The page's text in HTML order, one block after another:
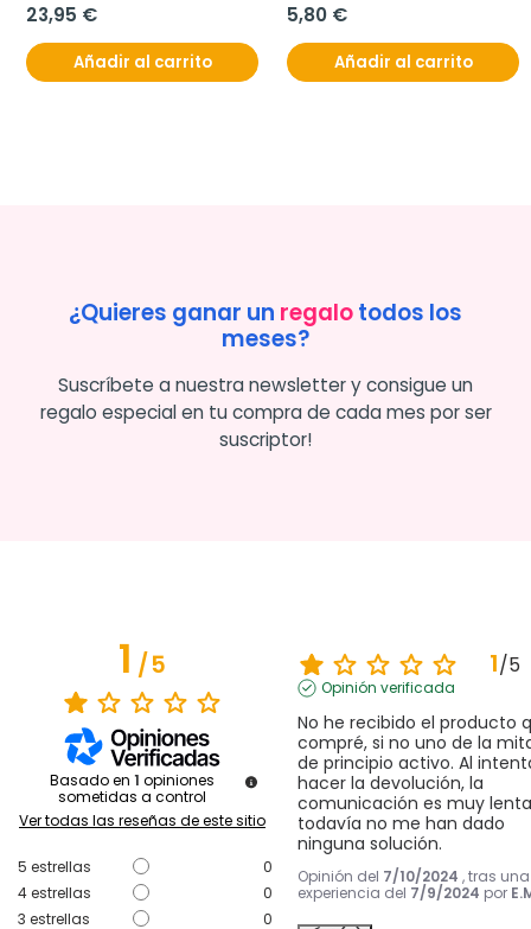
23,95 €
Añadir al carrito
5,80 €
Añadir al carrito
¿Quieres ganar un regalotodos los
meses?
Suscríbete a nuestra newsletter y consigue un
regalo especial en tu compra de cada mes por ser
suscriptor!
1/5
Basado en 1 opiniones
sometidas a control
Ver todas las reseñas de este sitio
5 estrellas
0
4estrellas
0
3 estrellas
0
1/5
Opinión verificada
No he recibido el producto
compré, si no uno de la
de principio activo. Al
hacer la devolución, la
comunicación es muy
todavía no me han dado
ninguna solución.
Opinión del 7/10/2024 , tras una
experiencia del 7/9/2024 por